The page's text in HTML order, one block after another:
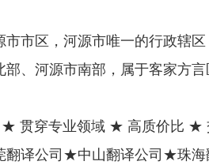
市市区，河源市唯一的行政辖
部、河源市南部，属于客家方言
★ 贯穿专业领域 ★ 高质价比 ★
翻译公司★中山翻译公司★珠海